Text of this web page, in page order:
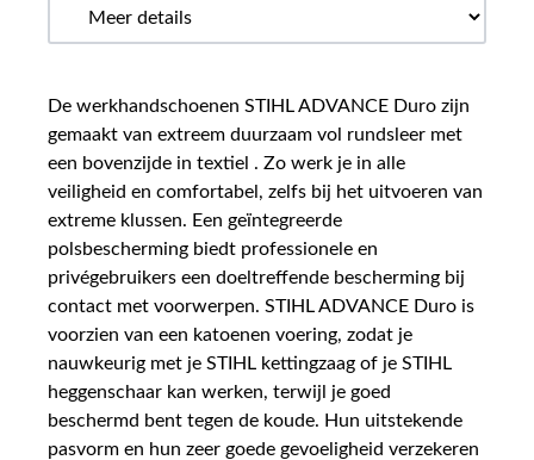
De werkhandschoenen STIHL ADVANCE Duro zijn
gemaakt van extreem duurzaam vol rundsleer met
een bovenzijde in textiel . Zo werk je in alle
veiligheid en comfortabel, zelfs bij het uitvoeren van
extreme klussen. Een geïntegreerde
polsbescherming biedt professionele en
privégebruikers een doeltreffende bescherming bij
contact met voorwerpen. STIHL ADVANCE Duro is
voorzien van een katoenen voering, zodat je
nauwkeurig met je STIHL kettingzaag of je STIHL
heggenschaar kan werken, terwijl je goed
beschermd bent tegen de koude. Hun uitstekende
pasvorm en hun zeer goede gevoeligheid verzekeren